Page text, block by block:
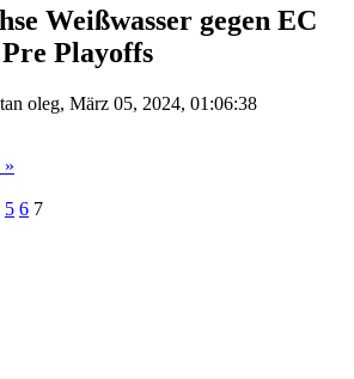
Weißwasser gegen EC
Playoffs
oleg, März 05, 2024, 01:06:38
»
5 6 7